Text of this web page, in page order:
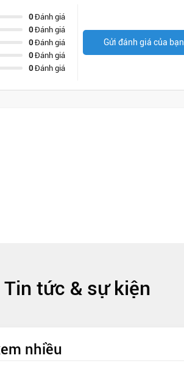
0Đánh giá
0Đánh giá
0Đánh giá
0Đánh giá
0Đánh giá
Gửi đánh giá của bạn
Tin tức & sự kiện
nhiều